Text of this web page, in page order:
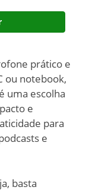
prático e
ou notebook,
uma escolha
e
para
e
basta